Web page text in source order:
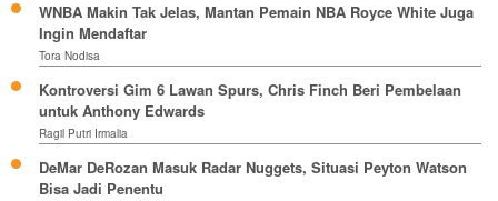
WNBA Makin Tak Jelas, Mantan Pemain NBA Royce White Juga
Ingin Mendaftar
Tora Nodisa
Kontroversi Gim 6 Lawan Spurs, Chris Finch Beri Pembelaan
untuk Anthony Edwards
Ragil Putri Irmalia
DeMar DeRozan Masuk Radar Nuggets, Situasi Peyton Watson
Bisa Jadi Penentu